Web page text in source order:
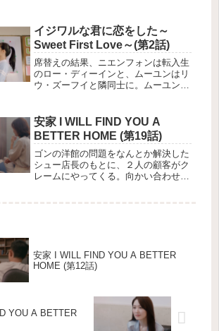
ィーへの随行を打診されるが、トーマ
ス博士のプロジェクトに集中したい彼
女はこれを拒否しモニカの反感を買
う。
イジワルな君に恋をした～
Sweet First Love～(第2話)
席替えの結果、ニエンフォンは転入生
のロー・ディーインと、ムーユンはリ
ウ・ズーフイと隣同士に。ムーユンに
そうとニエンフォンに近づく。3年生
に留まれるか否かのテストが行われる
が、ニエンフォンはやはり低得点をた
たき出してしまう。
安家 I WILL FIND YOU A
BETTER HOME (第19話)
ゴンの洋館の問題をなんとか解決した
シュー店長のもとに、２人の顧客がク
レームにやってくる。向かい合わせに
安家 I WILL FIND YOU A BETTER
HOME (第12話)
YOU A BETTER